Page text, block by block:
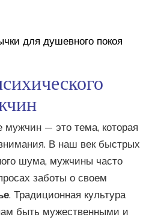
для душевного покоя
мужчин — это тема, которая
В наш век быстрых
шума, мужчины часто
заботы о своем
. Традиционная культура
быть мужественными и